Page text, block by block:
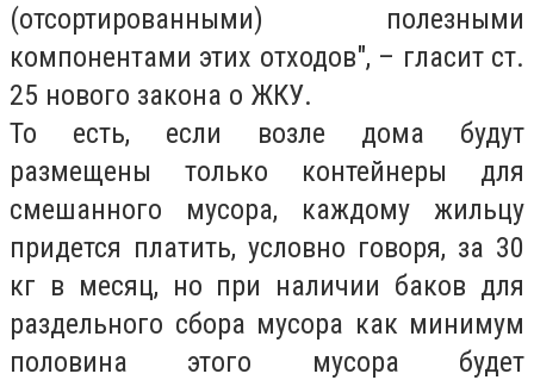
(отсортированными) полезными
компонентами этих отходов", – гласит ст.
25 нового закона о ЖКУ.
То есть, если возле дома будут
размещены только контейнеры для
смешанного мусора, каждому жильцу
придется платить, условно говоря, за 30
кг в месяц, но при наличии баков для
раздельного сбора мусора как минимум
половина этого мусора будет